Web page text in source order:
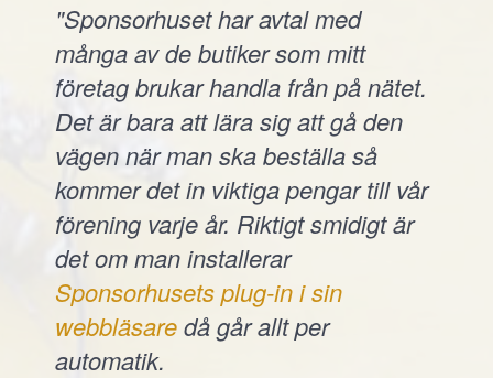
"Sponsorhuset har avtal med
många av de butiker som mitt
företag brukar handla från på nätet.
Det är bara att lära sig att gå den
vägen när man ska beställa så
kommer det in viktiga pengar till vår
förening varje år. Riktigt smidigt är
det om man installerar
Sponsorhusets plug-in i sin
webbläsaredå går allt per
automatik.